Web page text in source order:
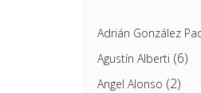
Adrián González
Agustín Alberti (6)
Angel Alonso (2)